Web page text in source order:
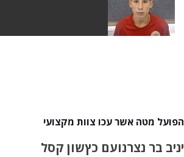
הפועל מטה אשר עכו צוות מקצועי
יניב בר נצרנועם כץשון קסל